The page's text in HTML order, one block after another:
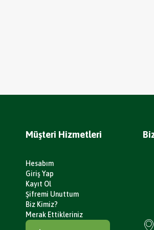
Müşteri Hizmetleri
Hesabım
Giriş Yap
Kayıt Ol
Şifremi Unuttum
Biz Kimiz?
Merak Ettikleriniz